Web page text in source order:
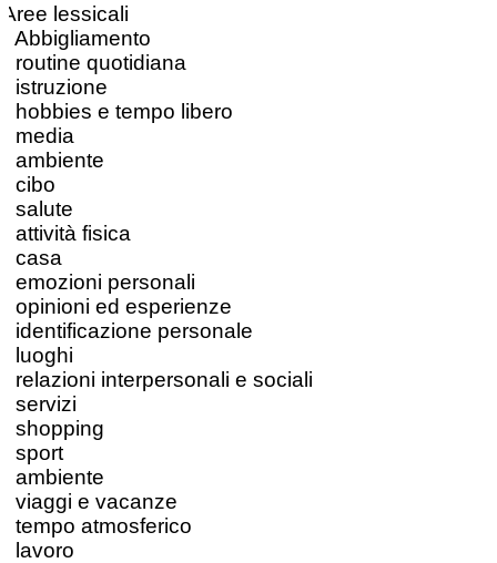
Aree lessicali
• Abbigliamento
• routine quotidiana
• istruzione
• hobbies e tempo libero
• media
• ambiente
• cibo
• salute
• attività fisica
• casa
• emozioni personali
• opinioni ed esperienze
• identificazione personale
• luoghi
• relazioni interpersonali e sociali
• servizi
• shopping
• sport
• ambiente
• viaggi e vacanze
• tempo atmosferico
• lavoro